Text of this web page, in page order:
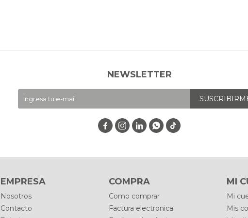
EMPRESA
Nosotros
Contacto
COMPRA
Como comprar
Factura electronica
MI
Mi
Mis
NEWSLETTER
   